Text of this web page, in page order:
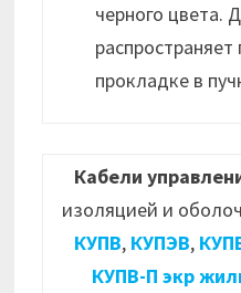
черного цвета.
распространяет
прокладке в
Кабели
изоляцией и
КУПВ, КУПЭВ,
КУПВ-П экр